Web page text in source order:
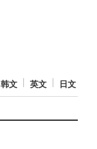
韩文 英文 日文